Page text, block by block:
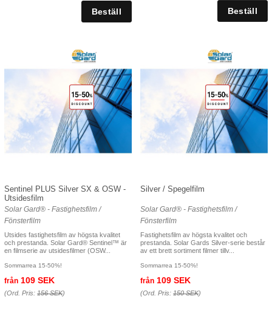
Sentinel PLUS Silver SX & OSW -
Utsidesfilm
Solar Gard® - Fastighetsfilm /
Fönsterfilm
Utsides fastighetsfilm av högsta kvalitet
och prestanda. Solar Gard® Sentinel™ är
en filmserie av utsidesfilmer (OSW...
Sommarrea 15-50%!
från 109 SEK
(Ord. Pris: 156 SEK)
Silver / Spegelfilm
Solar Gard® - Fastighetsfilm /
Fönsterfilm
Fastighetsfilm av högsta kvalitet och
prestanda. Solar Gards Silver-serie består
av ett brett sortiment filmer tillv...
Sommarrea 15-50%!
från 109 SEK
(Ord. Pris: 150 SEK)